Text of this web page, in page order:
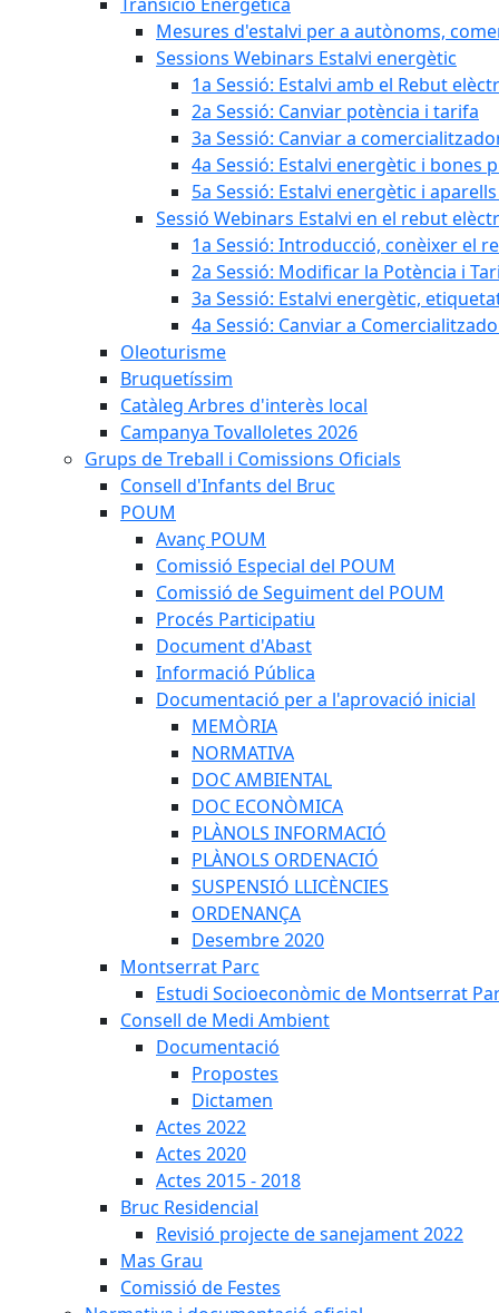
Mesures d'estalvi per a autònoms,
Sessions Webinars Estalvi energètic
1a Sessió: Estalvi amb el Rebut
2a Sessió: Canviar potència i tarifa
3a Sessió: Canviar a
4a Sessió: Estalvi energètic i bones
5a Sessió: Estalvi energètic i
Sessió Webinars Estalvi en el rebut
1a Sessió: Introducció, conèixer el
2a Sessió: Modificar la Potència i
3a Sessió: Estalvi energètic,
4a Sessió: Canviar a
Oleoturisme
Bruquetíssim
Catàleg Arbres d'interès local
Campanya Tovalloletes 2026
Grups de Treball i Comissions Oficials
Consell d'Infants del Bruc
POUM
Avanç POUM
Comissió Especial del POUM
Comissió de Seguiment del POUM
Procés Participatiu
Document d'Abast
Informació Pública
Documentació per a l'aprovació inicial
MEMÒRIA
NORMATIVA
DOC AMBIENTAL
DOC ECONÒMICA
PLÀNOLS INFORMACIÓ
PLÀNOLS ORDENACIÓ
SUSPENSIÓ LLICÈNCIES
ORDENANÇA
Desembre 2020
Montserrat Parc
Estudi Socioeconòmic de Montserrat
Consell de Medi Ambient
Documentació
Propostes
Dictamen
Actes 2022
Actes 2020
Actes 2015 - 2018
Bruc Residencial
Revisió projecte de sanejament 2022
Mas Grau
Comissió de Festes